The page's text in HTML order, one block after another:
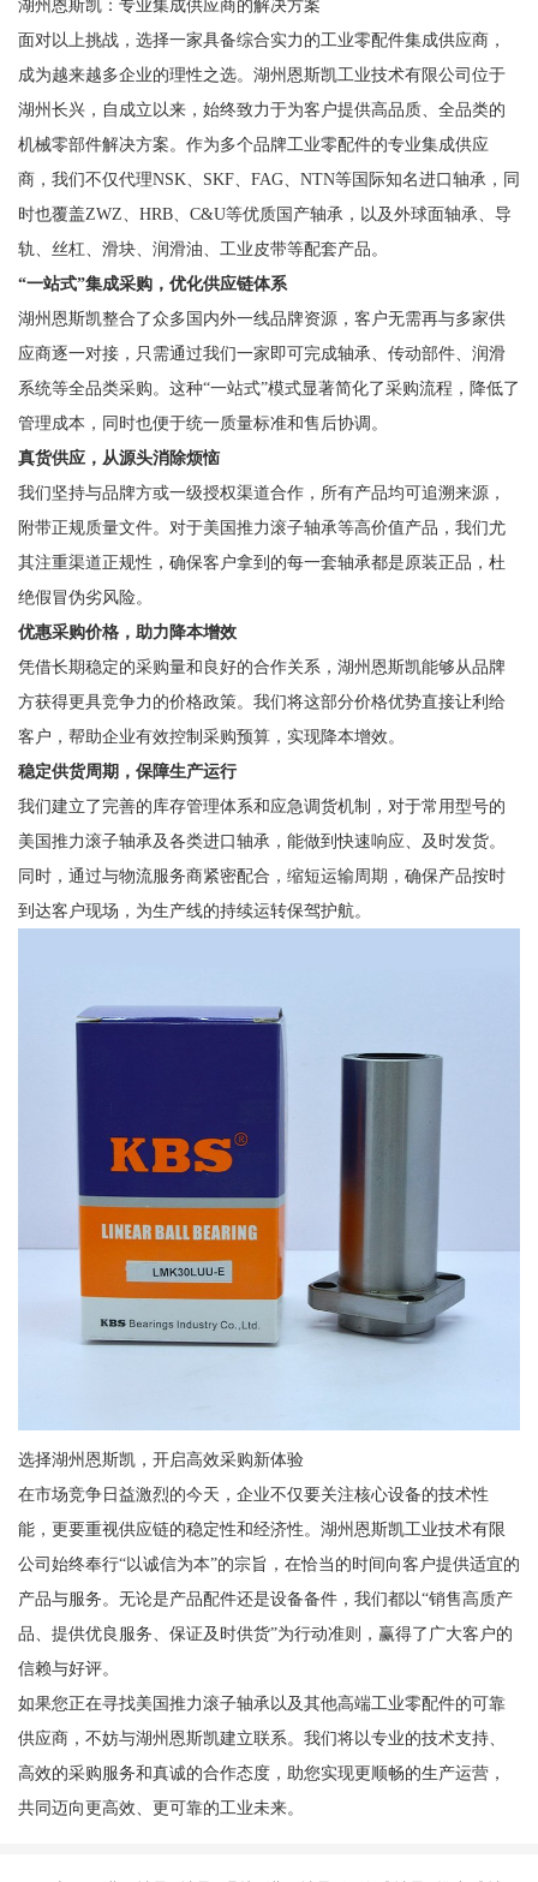
湖州恩斯凯：专业集成供应商的解决方案
面对以上挑战，选择一家具备综合实力的工业零配件集成供应商，
成为越来越多企业的理性之选。湖州恩斯凯工业技术有限公司位于
湖州长兴，自成立以来，始终致力于为客户提供高品质、全品类的
机械零部件解决方案。作为多个品牌工业零配件的专业集成供应
商，我们不仅代理NSK、SKF、FAG、NTN等国际知名进口轴承，同
时也覆盖ZWZ、HRB、C&U等优质国产轴承，以及外球面轴承、导
轨、丝杠、滑块、润滑油、工业皮带等配套产品。
“一站式”集成采购，优化供应链体系
湖州恩斯凯整合了众多国内外一线品牌资源，客户无需再与多家供
应商逐一对接，只需通过我们一家即可完成轴承、传动部件、润滑
系统等全品类采购。这种“一站式”模式显著简化了采购流程，降低了
管理成本，同时也便于统一质量标准和售后协调。
真货供应，从源头消除烦恼
我们坚持与品牌方或一级授权渠道合作，所有产品均可追溯来源，
附带正规质量文件。对于美国推力滚子轴承等高价值产品，我们尤
其注重渠道正规性，确保客户拿到的每一套轴承都是原装正品，杜
绝假冒伪劣风险。
优惠采购价格，助力降本增效
凭借长期稳定的采购量和良好的合作关系，湖州恩斯凯能够从品牌
方获得更具竞争力的价格政策。我们将这部分价格优势直接让利给
客户，帮助企业有效控制采购预算，实现降本增效。
稳定供货周期，保障生产运行
我们建立了完善的库存管理体系和应急调货机制，对于常用型号的
美国推力滚子轴承及各类进口轴承，能做到快速响应、及时发货。
同时，通过与物流服务商紧密配合，缩短运输周期，确保产品按时
到达客户现场，为生产线的持续运转保驾护航。
选择湖州恩斯凯，开启高效采购新体验
在市场竞争日益激烈的今天，企业不仅要关注核心设备的技术性
能，更要重视供应链的稳定性和经济性。湖州恩斯凯工业技术有限
公司始终奉行“以诚信为本”的宗旨，在恰当的时间向客户提供适宜的
产品与服务。无论是产品配件还是设备备件，我们都以“销售高质产
品、提供优良服务、保证及时供货”为行动准则，赢得了广大客户的
信赖与好评。
如果您正在寻找美国推力滚子轴承以及其他高端工业零配件的可靠
供应商，不妨与湖州恩斯凯建立联系。我们将以专业的技术支持、
高效的采购服务和真诚的合作态度，助您实现更顺畅的生产运营，
共同迈向更高效、更可靠的工业未来。